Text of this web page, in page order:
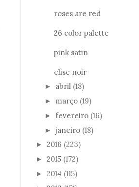
roses are red
26 color palette
pink satin
elise noir
► abril (18)
► março (19)
► fevereiro (16)
► janeiro (18)
► 2016 (223)
► 2015 (172)
► 2014 (115)